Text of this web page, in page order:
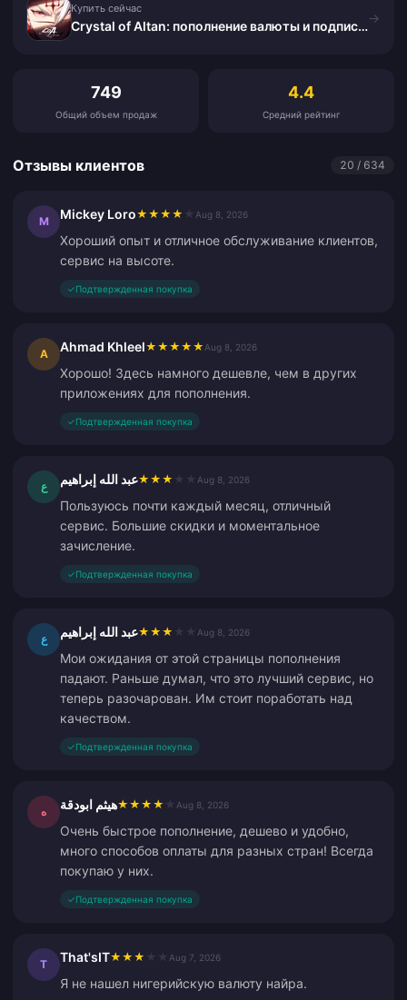
Купить сейчас
Crystal of Altan: пополнение валюты и подписки
→
749
Общий объем продаж
4.4
Средний рейтинг
Отзывы клиентов 20 / 634
M Mickey Loro★ ★ ★ ★ Aug 8, 2026
Хороший опыт и отличное обслуживание клиентов,
сервис на высоте.
✓Подтвержденная покупка
A Ahmad Khleel★ ★ ★ ★ ★ Aug 8, 2026
Хорошо! Здесь намного дешевле, чем в других
приложениях для пополнения.
✓Подтвержденная покупка
ع عبد الله إبراهيم★ ★ ★ Aug 8, 2026
Пользуюсь почти каждый месяц, отличный
сервис. Большие скидки и моментальное
зачисление.
✓Подтвержденная покупка
ع عبد الله إبراهيم★ ★ ★ Aug 8, 2026
Мои ожидания от этой страницы пополнения
падают. Раньше думал, что это лучший сервис, но
теперь разочарован. Им стоит поработать над
качеством.
✓Подтвержденная покупка
ه هيثم ابودقة★ ★ ★ ★ Aug 8, 2026
Очень быстрое пополнение, дешево и удобно,
много способов оплаты для разных стран! Всегда
покупаю у них.
✓Подтвержденная покупка
T That'sIT★ ★ ★ Aug 7, 2026
Я не нашел нигерийскую валюту найра.